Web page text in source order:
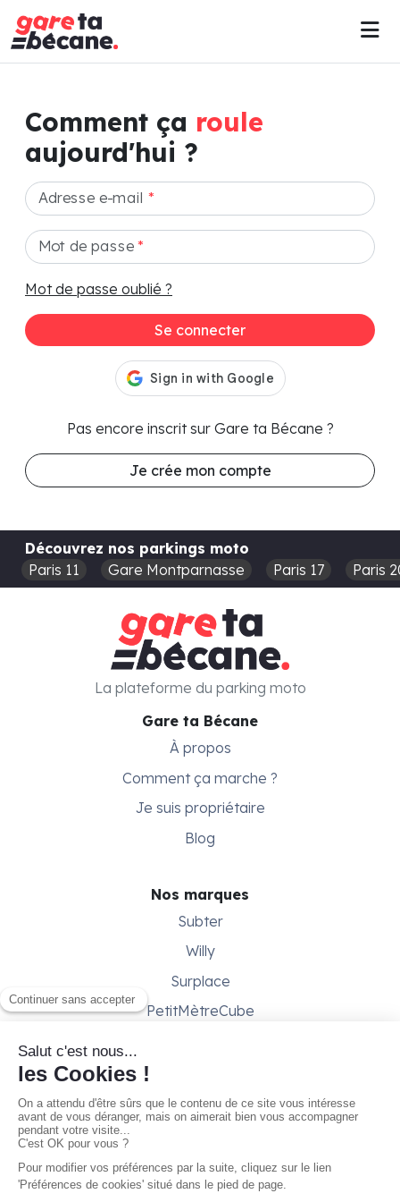
Comment ça roule
aujourd'hui ?
Adresse e-mail *
Mot de passe*
Mot de passe oublié ?
Se connecter
Pas encore inscrit sur Gare ta Bécane ?
Je crée mon compte
Découvrez nos parkings moto
Paris 11
Gare Montparnasse Paris 17 Paris
Gare ta Bécane
À propos
Comment ça marche ?
Je suis propriétaire
Blog
Nos marques
Subter
Willy
Surplace
PetitMètreCube
Besoin d'aide ?
Conditions générales
Gestion des cookies
La plateforme du parking moto